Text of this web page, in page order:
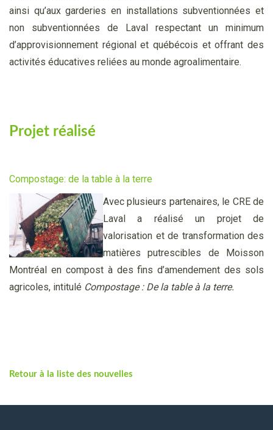
ainsi qu’aux garderies en installations subventionnées et
non subventionnées de Laval respectant un minimum
d’approvisionnement régional et québécois et offrant des
activités éducatives reliées au monde agroalimentaire.
Projet réalisé
Compostage: de la table à la terre
Avec plusieurs partenaires, le CRE de
Laval a réalisé un projet de
valorisation et de transformation des
matières putrescibles de Moisson
Montréal en compost à des fins d’amendement des sols
agricoles, intitulé Compostage : De la table à la terre.
Retour à la liste des nouvelles